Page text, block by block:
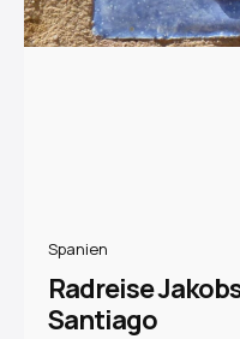
Spanien
Radreise
Santiago